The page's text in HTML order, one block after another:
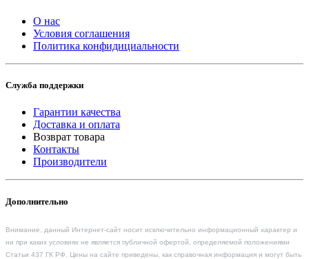
О нас
Условия соглашения
Политика конфидициальности
Служба поддержки
Гарантии качества
Доставка и оплата
Возврат товара
Контакты
Производители
Дополнительно
Внимание, данный Интернет-сайт носит исключительно информационный характер и
ни при каких условиях не является публичной офертой, определяемой положениями
Статьи 437 ГК РФ. Цены на сайте приведены, как справочная информация и могут быть